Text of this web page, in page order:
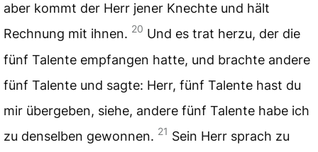
aber kommt der Herr jener Knechte und hält
Rechnung mit ihnen. 20 Und es trat herzu, der die
fünf Talente empfangen hatte, und brachte andere
fünf Talente und sagte: Herr, fünf Talente hast du
mir übergeben, siehe, andere fünf Talente habe ich
zu denselben gewonnen. 21 Sein Herr sprach zu